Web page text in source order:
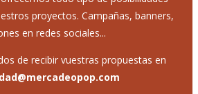
proyectos. Campañas, banners,
en redes sociales...
de recibir vuestras propuestas en